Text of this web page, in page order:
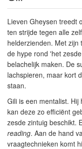
Lieven Gheysen treedt
ten strijde tegen alle
helderzienden. Met zijn
de hype rond 'het
belachelijk maken. De
lachspieren, maar kort
staan.
Gili is een mentalist.
kan deze zo efficiënt
zesde zintuig beschikt.
reading. Aan de hand
vraagtechnieken komt